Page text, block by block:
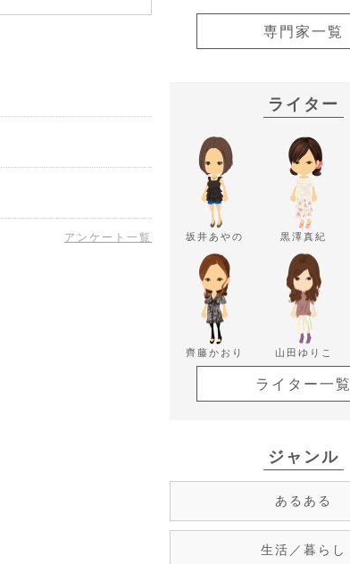
アンケート一覧
専門家一覧
ライター
坂井あやの 黒澤真紀
齊藤かおり 山田ゆりこ
ライター一覧
ジャンル
あるある
生活／暮らし